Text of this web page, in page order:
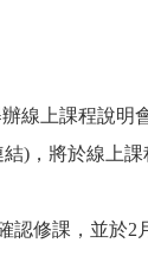
線上課程說明
結)，將於線上課
認修課，並於2